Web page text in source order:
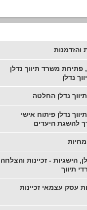
והזדמנות
פתיחת משרד תיווך נדלן
נדלן
נדלן החלטה
נדלן פיתוח אישי
להשגת היעדים
הישגיות - זכיינות והצלחה
תיווך
עסק עצמאי זכיינות